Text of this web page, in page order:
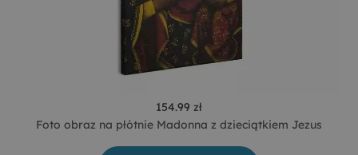
154.99 zł
Foto obraz na płótnie Madonna z dzieciątkiem Jezus